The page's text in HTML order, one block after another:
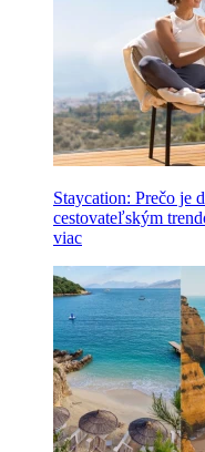
Staycation: Prečo je
cestovateľským
viac